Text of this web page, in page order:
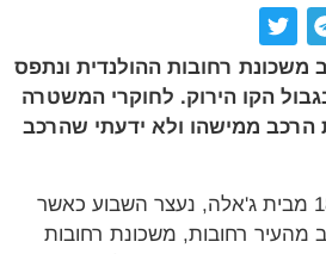
משכונת רחובות ההולנדית ונתפס
הקו הירוק. לחוקרי המשטרה
ממישהו ולא ידעתי שהרכב
מוחמד אבו יאבס בן 18.5 מבית ג'אלה, נעצר השבוע כאשר
מהעיר רחובות, משכונת רחובות